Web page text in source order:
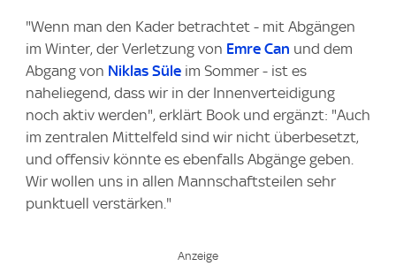
"Wenn man den Kader betrachtet - mit Abgängen
im Winter, der Verletzung von Emre Can und dem
Abgang von Niklas Süle im Sommer - ist es
naheliegend, dass wir in der Innenverteidigung
noch aktiv werden", erklärt Book und ergänzt: "Auch
im zentralen Mittelfeld sind wir nicht überbesetzt,
und offensiv könnte es ebenfalls Abgänge geben.
Wir wollen uns in allen Mannschaftsteilen sehr
punktuell verstärken."